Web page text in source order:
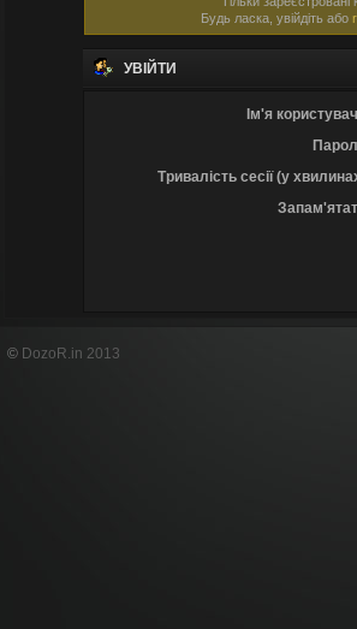
Будь ласка, увійдіть або
УВІЙТИ
Ім'я
Тривалість сесії (у
© DozoR.in 2013